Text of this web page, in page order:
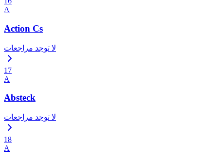
A
Action Cs
لا توجد مراجعات
17
A
Absteck
لا توجد مراجعات
18
A